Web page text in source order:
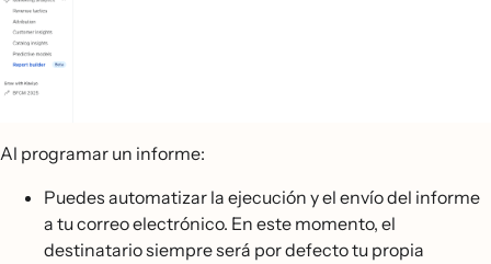
Al programar un informe:
Puedes automatizar la ejecución y el envío del informe
a tu correo electrónico. En este momento, el
destinatario siempre será por defecto tu propia